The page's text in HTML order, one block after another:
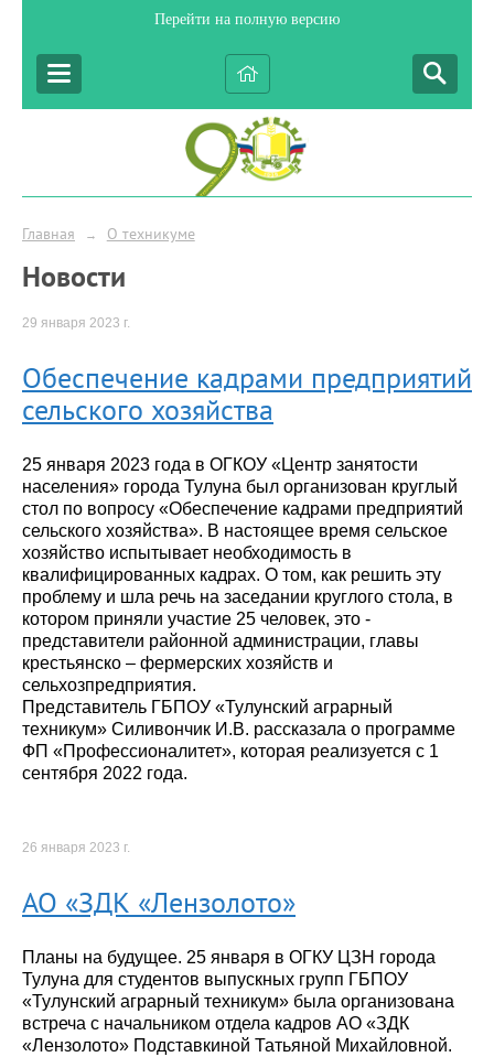
Перейти на полную версию
Главная → О техникуме
Новости
29 января 2023 г.
Обеспечение кадрами предприятий
сельского хозяйства
25 января 2023 года в ОГКОУ «Центр занятости
населения» города Тулуна был организован круглый
стол по вопросу «Обеспечение кадрами предприятий
сельского хозяйства». В настоящее время сельское
хозяйство испытывает необходимость в
квалифицированных кадрах. О том, как решить эту
проблему и шла речь на заседании круглого стола, в
котором приняли участие 25 человек, это -
представители районной администрации, главы
крестьянско – фермерских хозяйств и
сельхозпредприятия.
Представитель ГБПОУ «Тулунский аграрный
техникум» Силивончик И.В. рассказала о программе
ФП «Профессионалитет», которая реализуется с 1
сентября 2022 года.
26 января 2023 г.
АО «ЗДК «Лензолото»
Планы на будущее. 25 января в ОГКУ ЦЗН города
Тулуна для студентов выпускных групп ГБПОУ
«Тулунский аграрный техникум» была организована
встреча с начальником отдела кадров АО «ЗДК
«Лензолото» Подставкиной Татьяной Михайловной.